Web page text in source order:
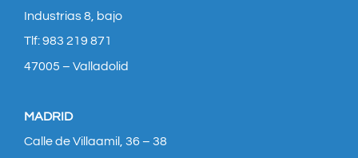
Industrias 8, bajo
Tlf: 983 219 871
47005 – Valladolid
MADRID
Calle de Villaamil, 36 – 38